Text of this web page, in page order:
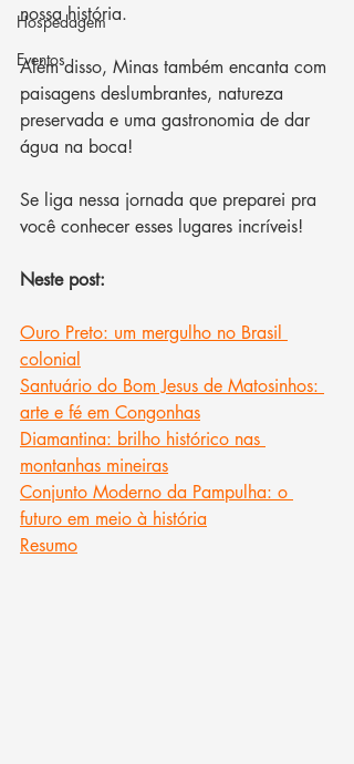
Hospedagem
Eventos
nossa história.
Além disso, Minas também encanta com
paisagens deslumbrantes, natureza
preservada e uma gastronomia de dar
água na boca!
Se liga nessa jornada que preparei pra
você conhecer esses lugares incríveis!
Neste post:
Ouro Preto: um mergulho no Brasil
colonial
Santuário do Bom Jesus de Matosinhos:
arte e fé em Congonhas
Diamantina: brilho histórico nas
montanhas mineiras
Conjunto Moderno da Pampulha: o
futuro em meio à história
Resumo